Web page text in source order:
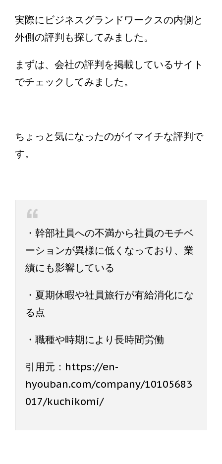
実際にビジネスグランドワークスの内側と
外側の評判も探してみました。
まずは、会社の評判を掲載しているサイト
でチェックしてみました。
ちょっと気になったのがイマイチな評判で
す。
・幹部社員への不満から社員のモチベ
ーションが異様に低くなっており、業
績にも影響している
・夏期休暇や社員旅行が有給消化にな
る点
・職種や時期により長時間労働
引用元：https://en-
hyouban.com/company/10105683
017/kuchikomi/